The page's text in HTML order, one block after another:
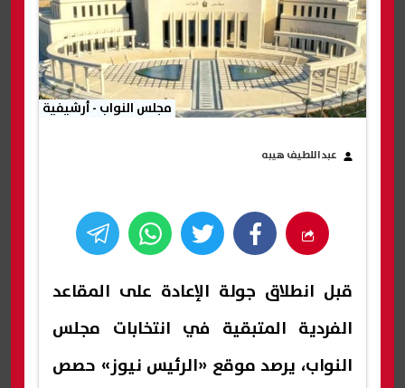
مجلس النواب - أرشيفية
عبداللطيف هيبه
قبل انطلاق جولة الإعادة على المقاعد
الفردية المتبقية في انتخابات مجلس
النواب، يرصد موقع «الرئيس نيوز» حصص